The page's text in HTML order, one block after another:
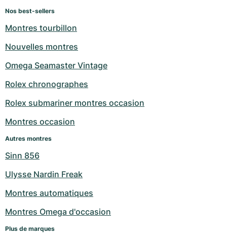
Nos best-sellers
Montres tourbillon
Nouvelles montres
Omega Seamaster Vintage
Rolex chronographes
Rolex submariner montres occasion
Montres occasion
Autres montres
Sinn 856
Ulysse Nardin Freak
Montres automatiques
Montres Omega d'occasion
Plus de marques